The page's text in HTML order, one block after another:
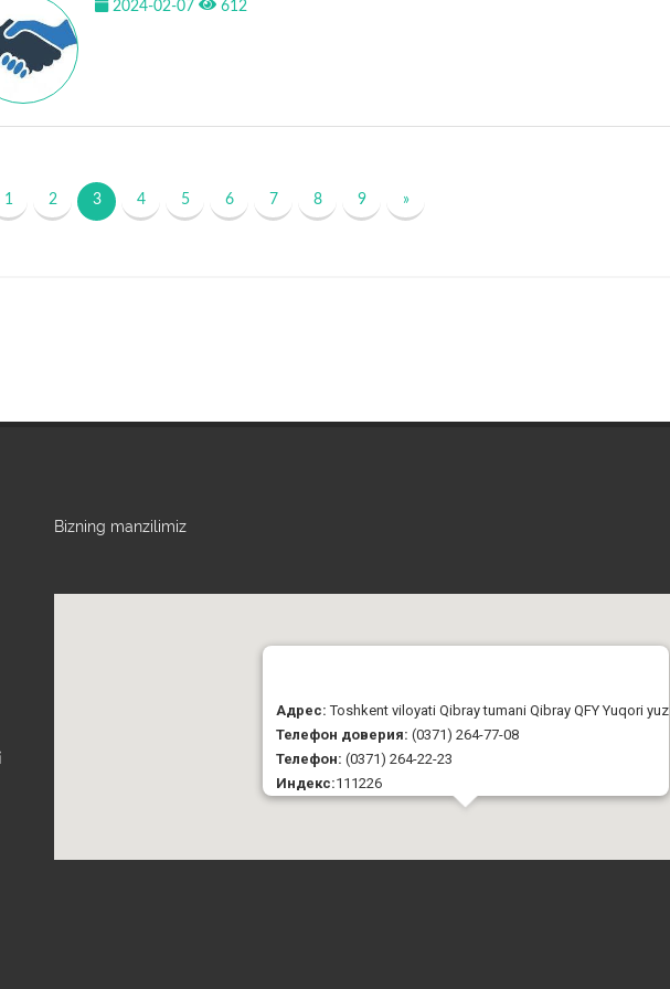
2024-02-07 612
1 2 3 4 5 6 7 8 9 »
Bizning manzilimiz
Адрес:Toshkent viloyati Qibray tumani Qibray QFY Yuqori yuz
Телефон доверия: (0371) 264-77-08
Телефон: (0371) 264-22-23
Индекс:111226